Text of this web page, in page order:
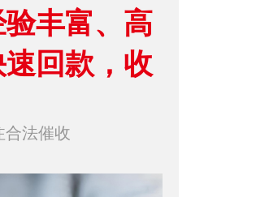
丰富、高
回款，收
合法催收